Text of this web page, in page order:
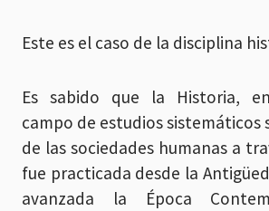
Este es el caso de la disciplina
Es sabido que la Historia,
campo de estudios sistemáticos
de las sociedades humanas a
fue practicada desde la
avanzada la Época